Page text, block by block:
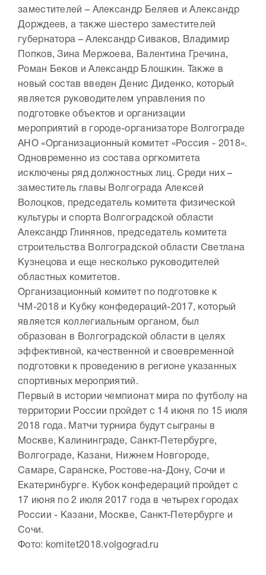
заместителей – Александр Беляев и Александр
Дорждеев, а также шестеро заместителей
губернатора – Александр Сиваков, Владимир
Попков, Зина Мержоева, Валентина Гречина,
Роман Беков и Александр Блошкин. Также в
новый состав введен Денис Диденко, который
является руководителем управления по
подготовке объектов и организации
мероприятий в городе-организаторе Волгограде
АНО «Организационный комитет «Россия - 2018».
Одновременно из состава оргкомитета
исключены ряд должностных лиц. Среди них –
заместитель главы Волгограда Алексей
Волоцков, председатель комитета физической
культуры и спорта Волгоградской области
Александр Глинянов, председатель комитета
строительства Волгоградской области Светлана
Кузнецова и еще несколько руководителей
областных комитетов.
Организационный комитет по подготовке к
ЧМ-2018 и Кубку конфедераций-2017, который
является коллегиальным органом, был
образован в Волгоградской области в целях
эффективной, качественной и своевременной
подготовки к проведению в регионе указанных
спортивных мероприятий.
Первый в истории чемпионат мира по футболу на
территории России пройдет с 14 июня по 15 июля
2018 года. Матчи турнира будут сыграны в
Москве, Калининграде, Санкт-Петербурге,
Волгограде, Казани, Нижнем Новгороде,
Самаре, Саранске, Ростове-на-Дону, Сочи и
Екатеринбурге. Кубок конфедераций пройдет с
17 июня по 2 июля 2017 года в четырех городах
России - Казани, Москве, Санкт-Петербурге и
Сочи.
Фото: komitet2018.volgograd.ru